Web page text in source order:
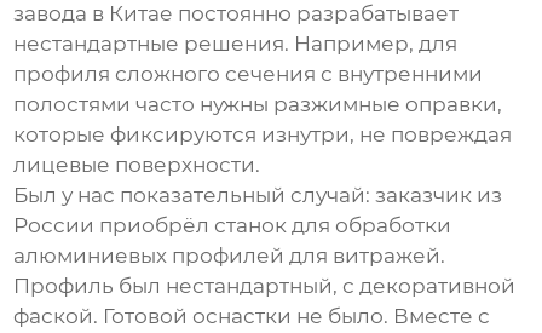
завода в Китае постоянно разрабатывает
нестандартные решения. Например, для
профиля сложного сечения с внутренними
полостями часто нужны разжимные оправки,
которые фиксируются изнутри, не повреждая
лицевые поверхности.
Был у нас показательный случай: заказчик из
России приобрёл станок для обработки
алюминиевых профилей для витражей.
Профиль был нестандартный, с декоративной
фаской. Готовой оснастки не было. Вместе с